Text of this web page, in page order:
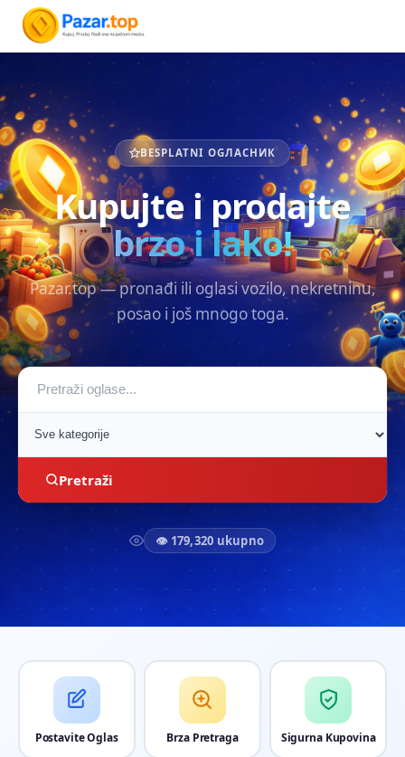
BESPLATNI OGЛАСНИК
Kupujte i prodajte
brzo i lako!
Pazar.top — pronađi ili oglasi vozilo, nekretninu,
posao i još mnogo toga.
Pretraži
👁 179,320 ukupno
Postavite Oglas Brza Pretraga Sigurna Kupovina